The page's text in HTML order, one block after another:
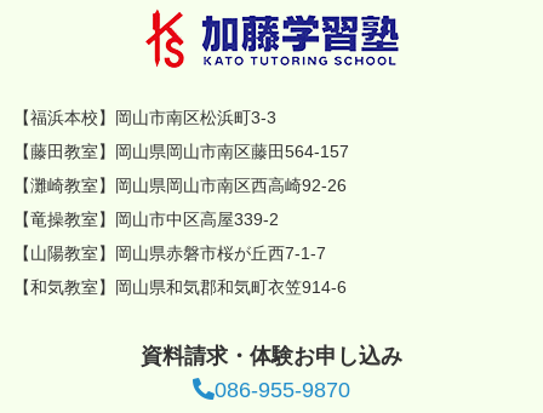
【福浜本校】岡山市南区松浜町3-3
【藤田教室】岡山県岡山市南区藤田564-157
【灘崎教室】岡山県岡山市南区西高崎92-26
【竜操教室】岡山市中区高屋339-2
【山陽教室】岡山県赤磐市桜が丘西7-1-7
【和気教室】岡山県和気郡和気町衣笠914-6
資料請求・体験お申し込み
086-955-9870